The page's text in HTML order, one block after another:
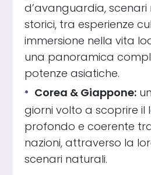
d’avanguardia, scenari
storici, tra esperienze
immersione nella vita
una panoramica
potenze asiatiche.
Corea & Giappone:
giorni volto a scoprire il
profondo e coerente
nazioni, attraverso la
scenari naturali.